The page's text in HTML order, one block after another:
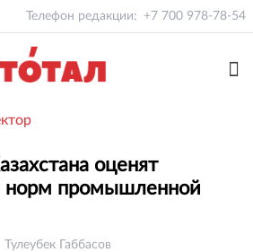
Телефон редакции: +7 700 978-78-54
оценят
норм промышленной
Тулеубек Габбасов